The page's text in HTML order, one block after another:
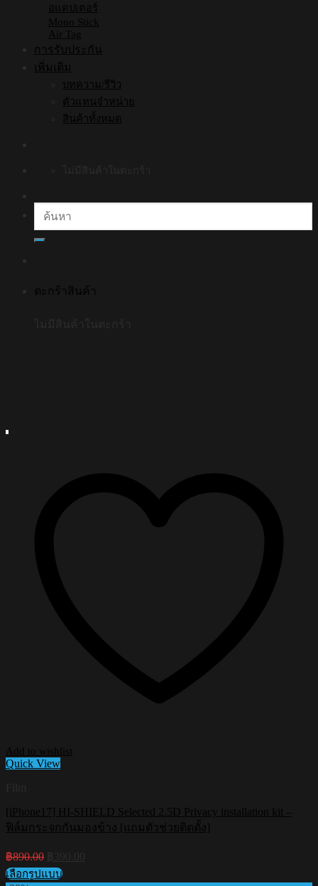
อแดปเตอร์
Mono Stick
Air Tag
การรับประกัน
เพิ่มเติม
บทความ/รีวิว
ตัวแทนจำหน่าย
สินค้าทั้งหมด
ค้นหา:
ตะกร้าสินค้า
Add to wishlist
Quick View
[iPhone17] HI-SHIELD Selected 2.5D Privacy installation kit –
ฟิล์มกระจกกันมองข้าง [แถมตัวช่วยติดตั้ง]
฿890.00
price
was:
เลือกรูปแบบ